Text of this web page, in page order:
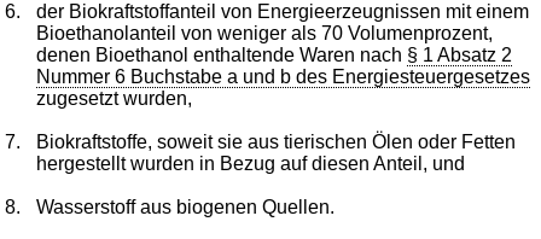
6.
der Biokraftstoffanteil von Energieerzeugnissen mit einem
Bioethanolanteil von weniger als 70 Volumenprozent,
denen Bioethanol enthaltende Waren nach § 1 Absatz 2
Nummer 6 Buchstabe a und b des Energiesteuergesetzes
zugesetzt wurden,
7.
Biokraftstoffe, soweit sie aus tierischen Ölen oder Fetten
hergestellt wurden in Bezug auf diesen Anteil, und
8. Wasserstoff aus biogenen Quellen.